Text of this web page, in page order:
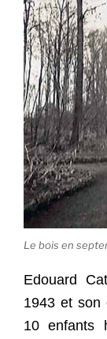
Le bois en
Edouard
1943 et son
10 enfants